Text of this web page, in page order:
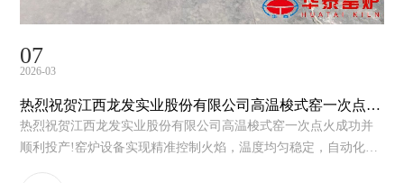
07
2026-03
热烈祝贺江西龙发实业股份有限公司高温梭式窑一次点火
成功并顺利投产!
热烈祝贺江西龙发实业股份有限公司高温梭式窑一次点火成功并
顺利投产!窑炉设备实现精准控制火焰，温度均匀稳定，自动化程